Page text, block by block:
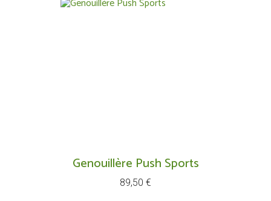
Genouillère Push Sports
Prix
89,50 €